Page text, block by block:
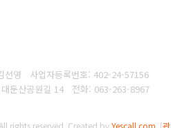
선영 사업자등록번호: 402-24-57156
둔산공원길 14 전화: 063-263-8967
rights reserved. Created byYescall.com [관